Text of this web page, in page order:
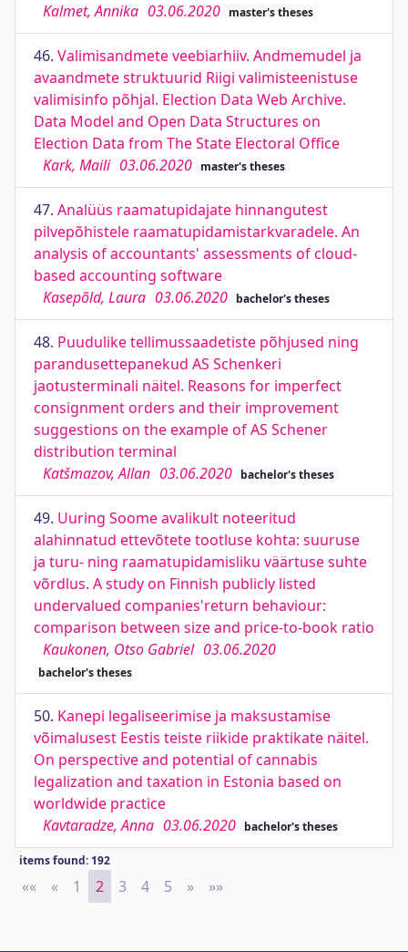
Kalmet, Annika 03.06.2020 master's theses
46. Valimisandmete veebiarhiiv. Andmemudel ja
avaandmete struktuurid Riigi valimisteenistuse
valimisinfo põhjal. Election Data Web Archive.
Data Model and Open Data Structures on
Election Data from The State Electoral Office
Kark, Maili 03.06.2020 master's theses
47. Analüüs raamatupidajate hinnangutest
pilvepõhistele raamatupidamistarkvaradele. An
analysis of accountants' assessments of cloud-
based accounting software
Kasepõld, Laura 03.06.2020 bachelor's theses
48. Puudulike tellimussaadetiste põhjused ning
parandusettepanekud AS Schenkeri
jaotusterminali näitel. Reasons for imperfect
consignment orders and their improvement
suggestions on the example of AS Schener
distribution terminal
Katšmazov, Allan 03.06.2020 bachelor's theses
49. Uuring Soome avalikult noteeritud
alahinnatud ettevõtete tootluse kohta: suuruse
ja turu- ning raamatupidamisliku väärtuse suhte
võrdlus. A study on Finnish publicly listed
undervalued companies'return behaviour:
comparison between size and price-to-book ratio
Kaukonen, Otso Gabriel 03.06.2020
bachelor's theses
50. Kanepi legaliseerimise ja maksustamise
võimalusest Eestis teiste riikide praktikate näitel.
On perspective and potential of cannabis
legalization and taxation in Estonia based on
worldwide practice
Kavtaradze, Anna 03.06.2020 bachelor's theses
items found: 192
«« First
« Previous
1 2 3 4 5 » Next
»»